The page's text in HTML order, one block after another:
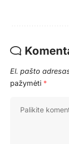
El. pašto
pažymėti *